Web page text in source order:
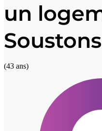
un
(43 ans)